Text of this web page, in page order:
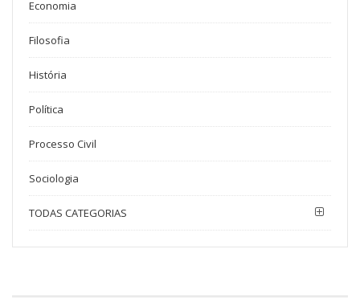
Economia
Filosofia
História
Política
Processo Civil
Sociologia
TODAS CATEGORIAS